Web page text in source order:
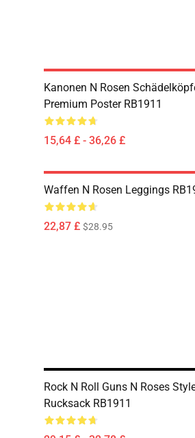
Kanonen N Rosen
Premium Poster RB1911
15,64 £ - 36,26 £
Waffen N Rosen Leggings
22,87 £ $28.95
Rock N Roll Guns N Roses
Rucksack RB1911